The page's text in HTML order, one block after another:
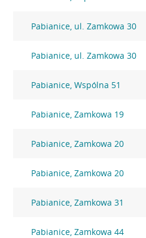
Pabianice, ul. Zamkowa 30
Pabianice, ul. Zamkowa 30
Pabianice, Wspólna 51
Pabianice, Zamkowa 19
Pabianice, Zamkowa 20
Pabianice, Zamkowa 20
Pabianice, Zamkowa 31
Pabianice, Zamkowa 44